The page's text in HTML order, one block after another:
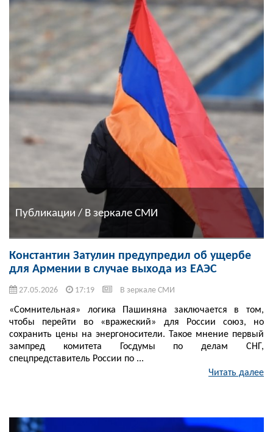
Публикации / В зеркале СМИ
Константин Затулин предупредил об ущербе
для Армении в случае выхода из ЕАЭС
27.05.2026 17:19 В зеркале СМИ
«Сомнительная» логика Пашиняна заключается в том,
чтобы перейти во «вражеский» для России союз, но
сохранить цены на энергоносители. Такое мнение первый
зампред комитета Госдумы по делам СНГ,
спецпредставитель России по ...
Читать далее